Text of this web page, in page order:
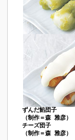
ずんだ餡団子
（制作＝森 雅彦）
チーズ団子
（制作＝森 雅彦）